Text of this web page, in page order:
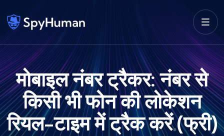
मोबाइल नंबर ट्रैकर: नंबर से
किसी भी फोन की लोकेशन
रियल-टाइम में ट्रैक करें (फ्री)